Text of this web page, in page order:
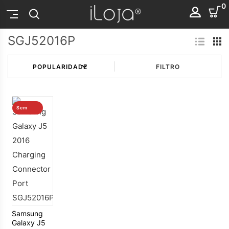
0
SGJ52016P
FILTRO
Sem
Samsung
Galaxy J5